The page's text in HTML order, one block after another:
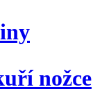
nožce